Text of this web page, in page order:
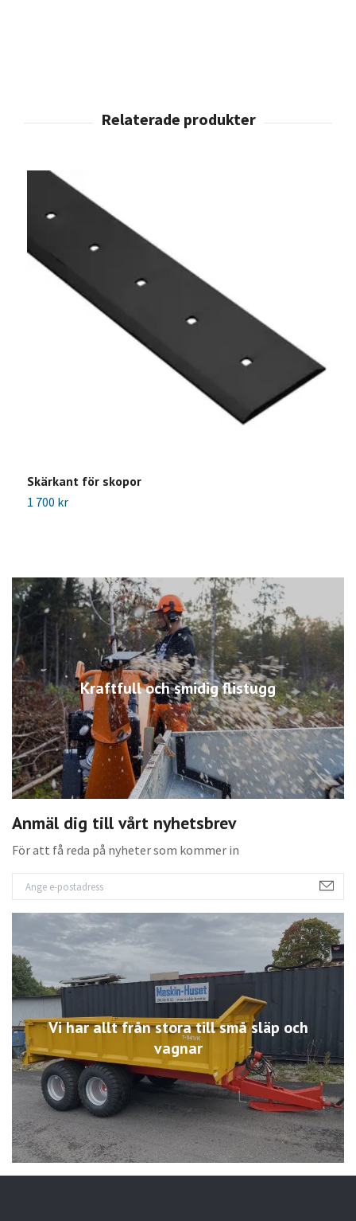
Kraftfull och smidig flistugg
Anmäl dig till vårt nyhetsbrev
För att få reda på nyheter som kommer in
Vi har allt från stora till små släp och
vagnar
Skärkant för skopor
1 700 kr